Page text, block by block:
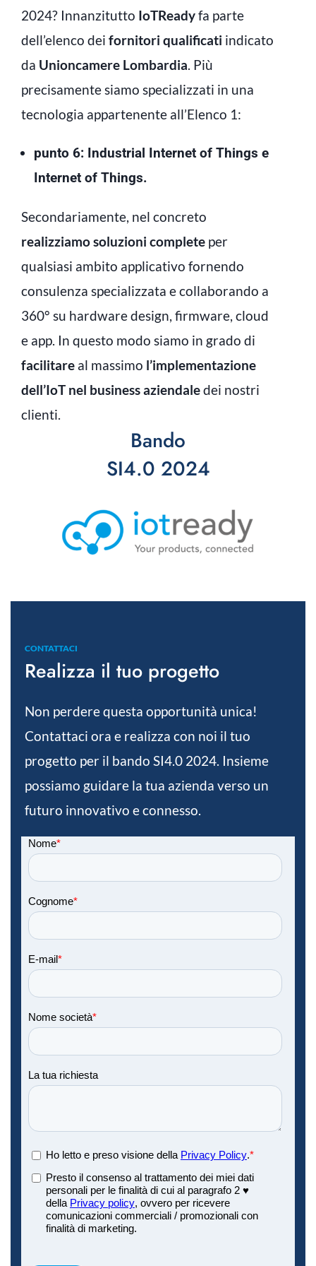
2024? Innanzitutto IoTReadyfa parte
dell’elenco dei fornitori qualificati indicato
da Unioncamere Lombardia. Più
precisamente siamo specializzati in una
tecnologia appartenente all’Elenco 1:
punto 6: Industrial Internet of Things e
Internet of Things.
Secondariamente, nel concreto
realizziamo soluzioni complete per
qualsiasi ambito applicativo fornendo
consulenza specializzata e collaborando a
360° su hardware design, firmware, cloud
e app. In questo modo siamo in grado di
facilitare al massimo l’implementazione
dell’IoT nel business aziendaledei nostri
clienti.
Bando
SI4.0 2024
CONTATTACI
Realizza il tuo progetto
Non perdere questa opportunità unica!
Contattaci ora e realizza con noi il tuo
progetto per il bando SI4.0 2024. Insieme
possiamo guidare la tua azienda verso un
futuro innovativo e connesso.